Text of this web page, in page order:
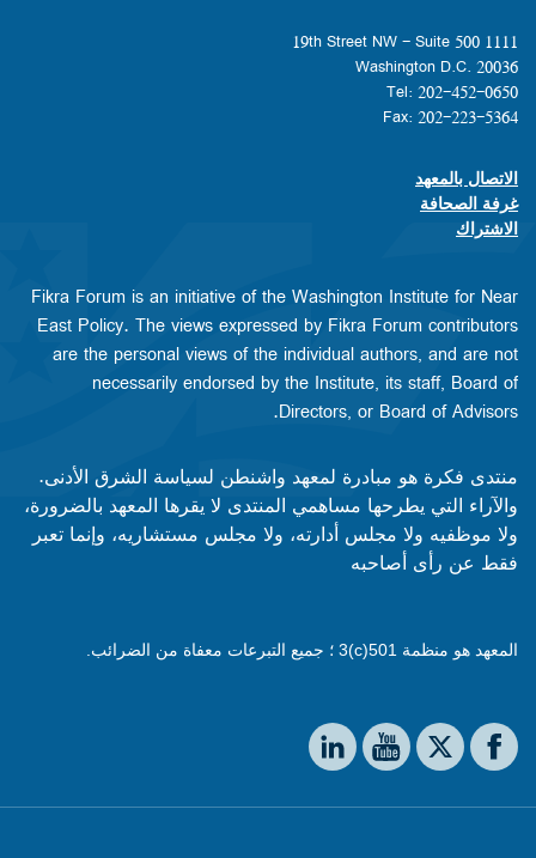
1111 19th Street NW - Suite 500
Washington D.C. 20036
Tel: 202-452-0650
Fax: 202-223-5364
Footer contact links
الاتصال بالمعهد
غرفة الصحافة
الاشتراك
Fikra Forum is an initiative of the Washington Institute for Near
East Policy. The views expressed by Fikra Forum contributors
are the personal views of the individual authors, and are not
necessarily endorsed by the Institute, its staff, Board of
Directors, or Board of Advisors.​​
منتدى فكرة هو مبادرة لمعهد واشنطن لسياسة الشرق الأدنى.
والآراء التي يطرحها مساهمي المنتدى لا يقرها المعهد بالضرورة،
ولا موظفيه ولا مجلس أدارته، ولا مجلس مستشاريه، وإنما تعبر
فقط عن رأى أصاحبه
المعهد هو منظمة 501(c)3 ؛ جميع التبرعات معفاة من الضرائب.
Social media
The Washington Institute on Facebook
The Washington Institute on X
The Washington Institute on YouTube
The Washington Institute on LinkedIn